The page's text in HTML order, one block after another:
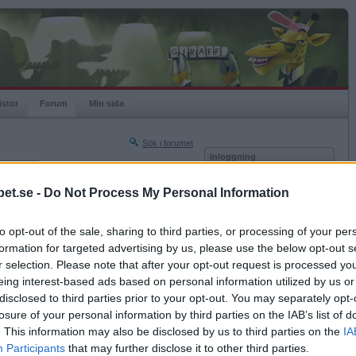
- Do Not Process My Personal Information
opt-out of the sale, sharing to third parties, or processing of your
for targeted advertising by us, please use the below opt-out
selection. Please note that after your opt-out request is processed
interest-based ads based on personal information utilized by us
to third parties prior to your opt-out. You may separately
of your personal information by third parties on the IAB’s list of
This information may also be disclosed by us to third parties on the
Participants that may further disclose it to other third parties.
Forum Min sida
Sök i forumet
Nästa sida »
2005-10-12 21:14
2005-10-12 21:23
Inloggning
Kom ihåg mig
Glömt ditt lösenord?
Få ny aktiveringslänk
Betapet är gratis!